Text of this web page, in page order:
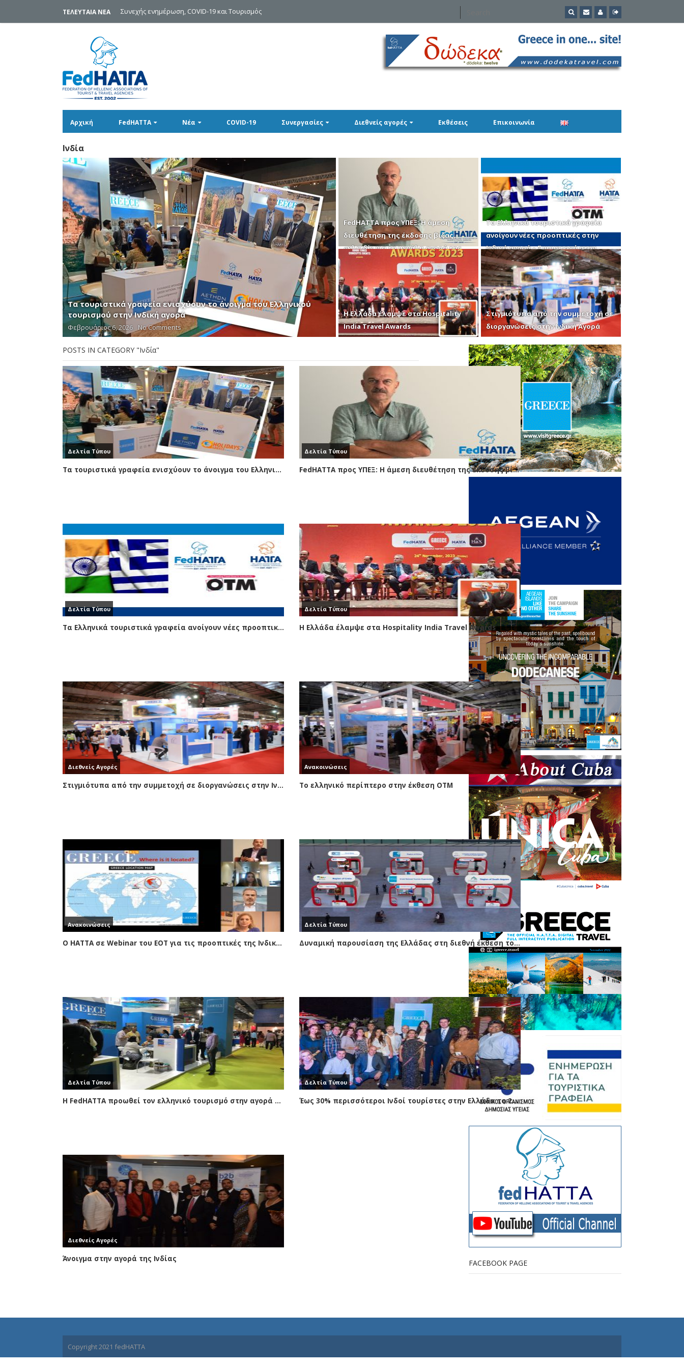
ΤΕΛΕΥΤΑΙΑ ΝΕΑ Συνεχής ενημέρωση, COVID-19 και Τουρισμός
Αρχική FedHATTA Νέα COVID-19 Συνεργασίες Διεθνείς αγορές Εκθέσεις Επικοινωνία
Ινδία
Τα τουριστικά γραφεία ενισχύουν το άνοιγμα του Ελληνικού
τουρισμού στην Ινδική αγορά
Φεβρουάριος 6, 2026 No Comments
FedHATTA προς ΥΠΕΞ: Η άμεση
διευθέτηση της έκδοσης βίζας,
«κλειδί» για τη μεγάλη αγορά της
Ινδίας
Τα Ελληνικά τουριστικά γραφεία
ανοίγουν νέες προοπτικές στην
Ινδική αγορά – Συμμετοχή στην
έκθεση ΟΤΜ της Μουμπάι
Η Ελλάδα έλαμψε στα Hospitality
India Travel Awards
Στιγμιότυπα από την συμμετοχή σε
διοργανώσεις στην Ινδική Αγορά
POSTS IN CATEGORY "Ινδία"
Δελτία Τύπου
Τα τουριστικά γραφεία ενισχύουν το άνοιγμα του Ελληνικού τουρισμού στην Ινδική αγορά
Δελτία Τύπου
FedHATTA προς ΥΠΕΞ: Η άμεση διευθέτηση της έκδοσης βίζας, «κλειδί» για τη μεγάλη αγορά της Ινδίας
Δελτία Τύπου
Τα Ελληνικά τουριστικά γραφεία ανοίγουν νέες προοπτικές στην Ινδική αγορά – Συμμετοχή στην έκθεση ΟΤΜ της Μουμπάι
Δελτία Τύπου
Η Ελλάδα έλαμψε στα Hospitality India Travel Awards
Διεθνείς Αγορές
Στιγμιότυπα από την συμμετοχή σε διοργανώσεις στην Ινδική Αγορά
Ανακοινώσεις
Το ελληνικό περίπτερο στην έκθεση ΟΤΜ
Ανακοινώσεις
Ο ΗΑΤΤΑ σε Webinar του ΕΟΤ για τις προοπτικές της Ινδικής αγοράς στην Ελλάδα
Δελτία Τύπου
Δυναμική παρουσίαση της Ελλάδας στη διεθνή έκθεση τουρισμού SATTE GenX της Ινδίας
Δελτία Τύπου
Η FedHATTA προωθεί τον ελληνικό τουρισμό στην αγορά της Ινδίας
Δελτία Τύπου
Έως 30% περισσότεροι Ινδοί τουρίστες στην Ελλάδα το 2017
Διεθνείς Αγορές
Άνοιγμα στην αγορά της Ινδίας FACEBOOK PAGE
Copyright 2021 fedHATTA